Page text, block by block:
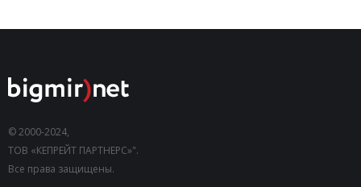
© 2000-2024,
ТОВ «КЕПРЕЙТ ПАРТНЕРС»".
Все права защищены.